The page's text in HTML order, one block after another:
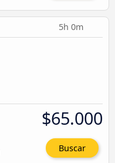
5h 0m
$65.000
Buscar